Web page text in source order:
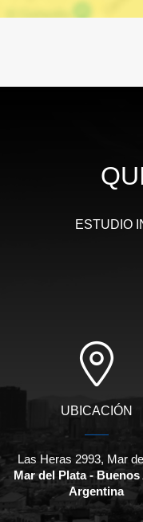
ESTUDIO
UBICACIÓN
Las Heras 2993, Mar
Mar del Plata - Buenos
Argentina